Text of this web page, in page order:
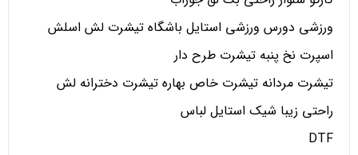
ورزشی دورس ورزشی استایل باشگاه تیشرت لش اسلش
اسپرت نخ پنبه تیشرت طرح دار
تیشرت مردانه تیشرت خاص بهاره تیشرت دخترانه لش
راحتی زیبا شیک استایل لباس
DTF